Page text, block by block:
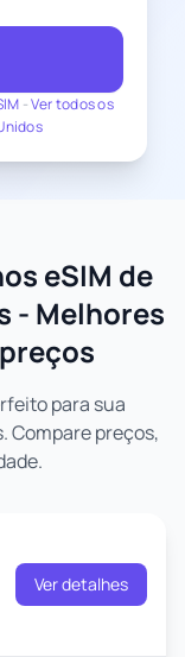
-Ver todos os
eSIM de
- Melhores
para sua
Compare preços,
Ver detalhes